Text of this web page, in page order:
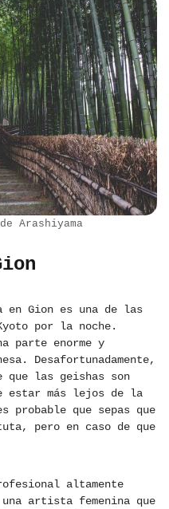
Arashiyama
en Gion es una de las
por la noche.
parte enorme y
Desafortunadamente,
que las geishas son
estar más lejos de la
probable que sepas que
pero en caso de que
altamente
artista femenina que